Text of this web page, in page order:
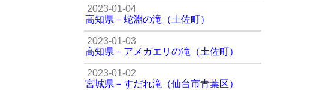
2023-01-04
高知県－蛇淵の滝（土佐町）
2023-01-03
高知県－アメガエリの滝（土佐町）
2023-01-02
宮城県－すだれ滝（仙台市青葉区）